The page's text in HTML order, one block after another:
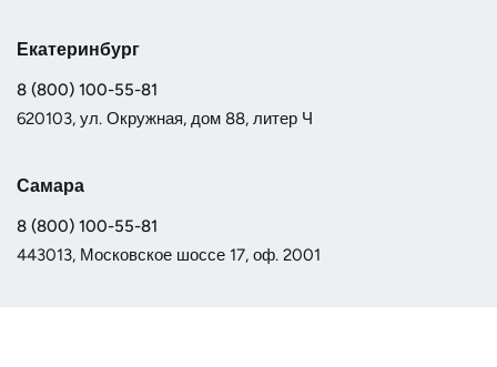
Екатеринбург
8 (800) 100-55-81
620103, ул. Окружная, дом 88, литер Ч
Самара
8 (800) 100-55-81
443013, Московское шоссе 17, оф. 2001